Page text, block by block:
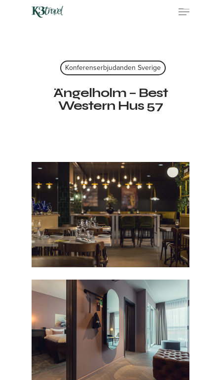
Menu
Konferenserbjudanden Sverige
Ängelholm – Best
Western Hus 57